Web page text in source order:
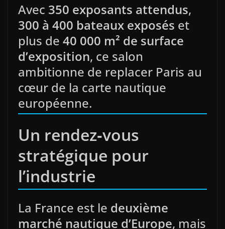
Avec 350 exposants attendus,
300 à 400 bateaux exposés et
plus de 40 000 m² de surface
d’exposition, ce salon
ambitionne de replacer Paris au
cœur de la carte nautique
européenne.
Un rendez‑vous
stratégique pour
l’industrie
La France est le deuxième
marché nautique d’Europe, mais